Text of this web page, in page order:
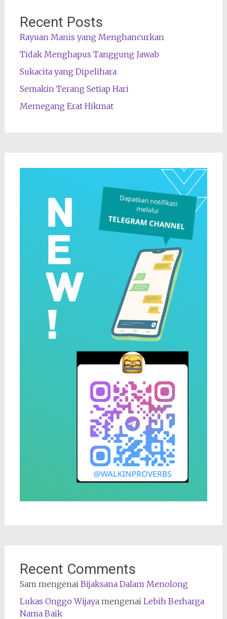
Recent Posts
Rayuan Manis yang Menghancurkan
Tidak Menghapus Tanggung Jawab
Sukacita yang Dipelihara
Semakin Terang Setiap Hari
Memegang Erat Hikmat
Recent Comments
Sam mengenai Bijaksana Dalam Menolong
Lukas Onggo Wijayamengenai Lebih Berharga
Nama Baik